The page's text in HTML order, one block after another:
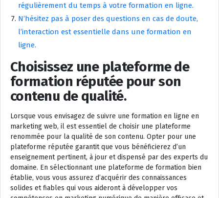
régulièrement du temps à votre formation en ligne.
N’hésitez pas à poser des questions en cas de doute,
l’interaction est essentielle dans une formation en
ligne.
Choisissez une plateforme de
formation réputée pour son
contenu de qualité.
Lorsque vous envisagez de suivre une formation en ligne en
marketing web, il est essentiel de choisir une plateforme
renommée pour la qualité de son contenu. Opter pour une
plateforme réputée garantit que vous bénéficierez d’un
enseignement pertinent, à jour et dispensé par des experts du
domaine. En sélectionnant une plateforme de formation bien
établie, vous vous assurez d’acquérir des connaissances
solides et fiables qui vous aideront à développer vos